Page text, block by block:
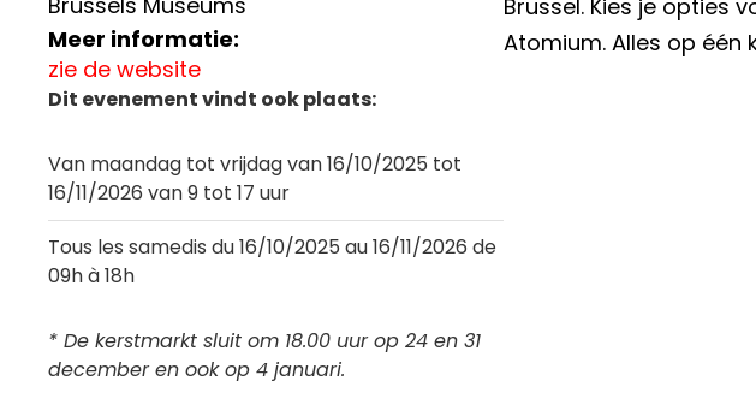
Meer informatie:
zie de website
Dit evenement vindt ook plaats:
Van maandag tot vrijdag van 16/10/2025 tot
16/11/2026 van 9 tot 17 uur
Tous les samedis du 16/10/2025 au 16/11/2026 de
09h à 18h
* De kerstmarkt sluit om 18.00 uur op 24 en 31
december en ook op 4 januari.
Brussel. Kies je opties
Atomium. Alles op één